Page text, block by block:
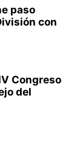
paso
con
Congreso
del